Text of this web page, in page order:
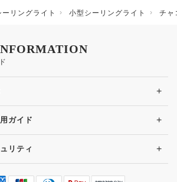
ーリングライト 小型シーリングライト チャ
+
ガイド +
リティ +